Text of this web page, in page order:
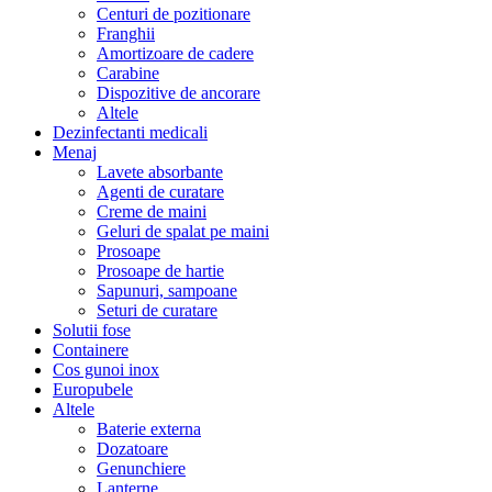
Centuri de pozitionare
Franghii
Amortizoare de cadere
Carabine
Dispozitive de ancorare
Altele
Dezinfectanti medicali
Menaj
Lavete absorbante
Agenti de curatare
Creme de maini
Geluri de spalat pe maini
Prosoape
Prosoape de hartie
Sapunuri, sampoane
Seturi de curatare
Solutii fose
Containere
Cos gunoi inox
Europubele
Altele
Baterie externa
Dozatoare
Genunchiere